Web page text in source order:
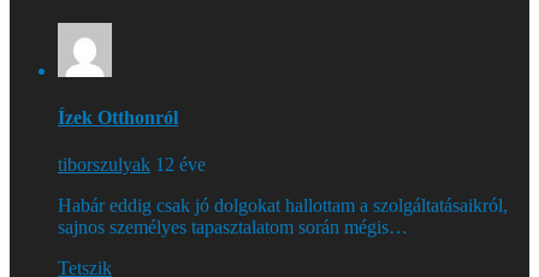
Ízek Otthonról
tiborszulyak 12 éve
Habár eddig csak jó dolgokat hallottam a szolgáltatásaikról,
sajnos személyes tapasztalatom során mégis…
Tetszik